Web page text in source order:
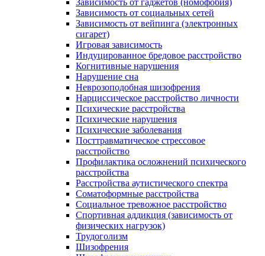
Зависимость от гаджетов (номофобия)
Зависимость от социальных сетей
Зависимость от вейпинга (электронных
сигарет)
Игровая зависимость
Индуцированное бредовое расстройство
Когнитивные нарушения
Нарушение сна
Неврозоподобная шизофрения
Нарциссическое расстройство личности
Психические расстройства
Психические нарушения
Психические заболевания
Посттравматическое стрессовое
расстройство
Профилактика осложнений психического
расстройства
Расстройства аутистического спектра
Соматоформные расстройства
Социальное тревожное расстройство
Спортивная аддикция (зависимость от
физических нагрузок)
Трудоголизм
Шизофрения